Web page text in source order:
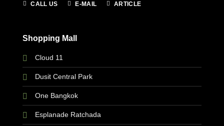
CALL US E-MAIL ARTICLE
Shopping Mall
Cloud 11
Dusit Central Park
One Bangkok
Esplanade Ratchada